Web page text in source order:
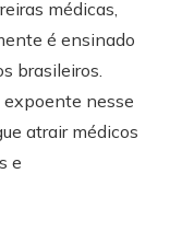
médicas,
é ensinado
brasileiros.
expoente nesse
atrair médicos
e